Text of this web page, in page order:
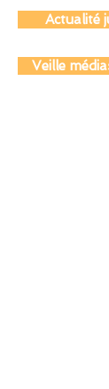
Actualité
Actualité